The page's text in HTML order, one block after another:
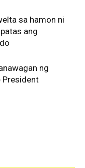
sa hamon ni
ang
ng
President